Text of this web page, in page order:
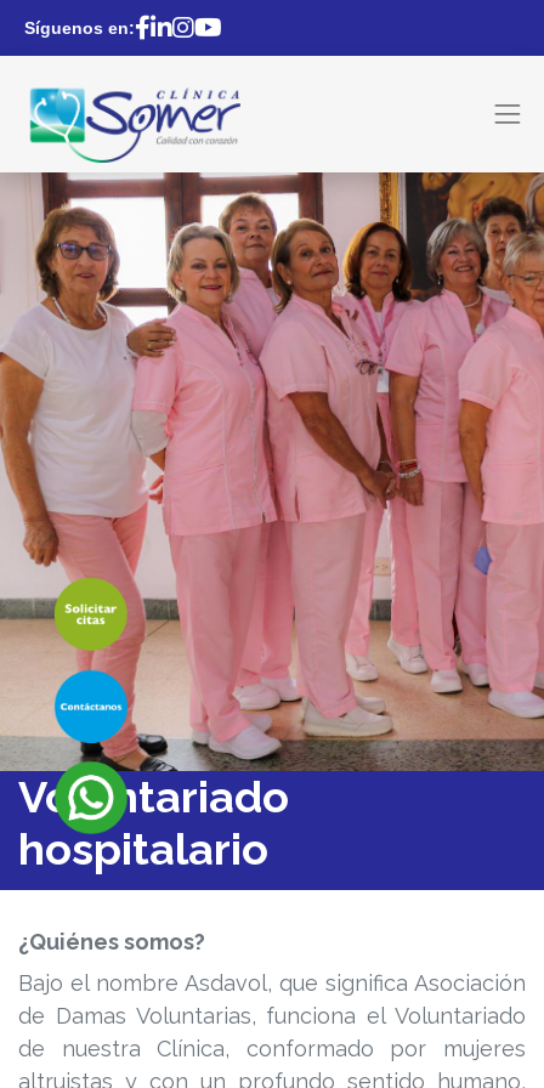
Síguenos en:
Voluntariado
hospitalario
¿Quiénes somos?
Bajo el nombre Asdavol, que significa Asociación
de Damas Voluntarias, funciona el Voluntariado
de nuestra Clínica, conformado por mujeres
altruistas y con un profundo sentido humano,